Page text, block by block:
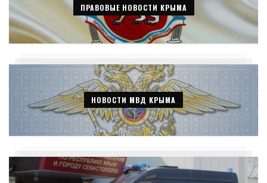
ПРАВОВЫЕ НОВОСТИ КРЫМА
НОВОСТИ МВД КРЫМА